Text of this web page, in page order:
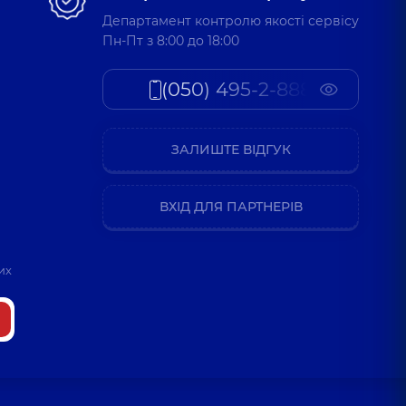
дитячий, 5 років досвіду
дитячий,5 років досвіду
Юріївна
Департамент контролю якості сервісу
Пн-Пт з 8:00 до 18:00
(050) 495-2-888
ЗАЛИШТЕ ВІДГУК
ВХІД ДЛЯ ПАРТНЕРІВ